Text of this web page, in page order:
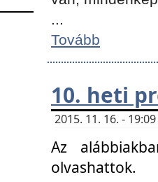
...
Tovább
10. heti
2015. 11. 16. -
Az
olvashattok.